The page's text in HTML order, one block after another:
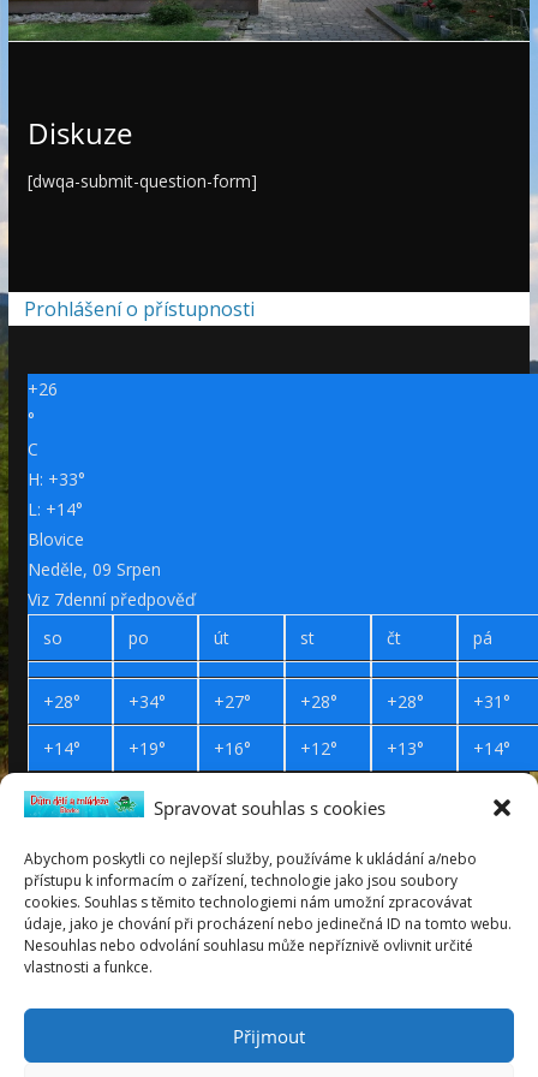
Spravovat souhlas s cookies
Abychom poskytli co nejlepší služby, používáme k ukládání a/nebo
přístupu k informacím o zařízení, technologie jako jsou soubory
cookies. Souhlas s těmito technologiemi nám umožní zpracovávat
údaje, jako je chování při procházení nebo jedinečná ID na tomto webu.
Nesouhlas nebo odvolání souhlasu může nepříznivě ovlivnit určité
vlastnosti a funkce.
Přijmout
e
Diskuze
[dwqa-submit-question-form]
Prohlášení o přístupnosti
+26
°
C
H: +33°
L: +14°
Blovice
Neděle, 09 Srpen
Viz 7denní předpověď
so
po út st čt pá
+28° +34° +27° +28° +28° +31°
+14° +19° +16° +12° +13° +14°
Prohlášení o přístupnosti
neděle
9
srpen
2026